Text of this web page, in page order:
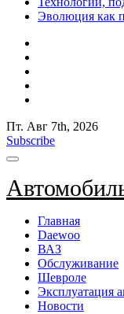
Эволюция как
Пт. Авг 7th, 2026
Subscribe
Главная
Daewoo
ВАЗ
Обслуживание
Шевроле
Эксплуатация
Новости